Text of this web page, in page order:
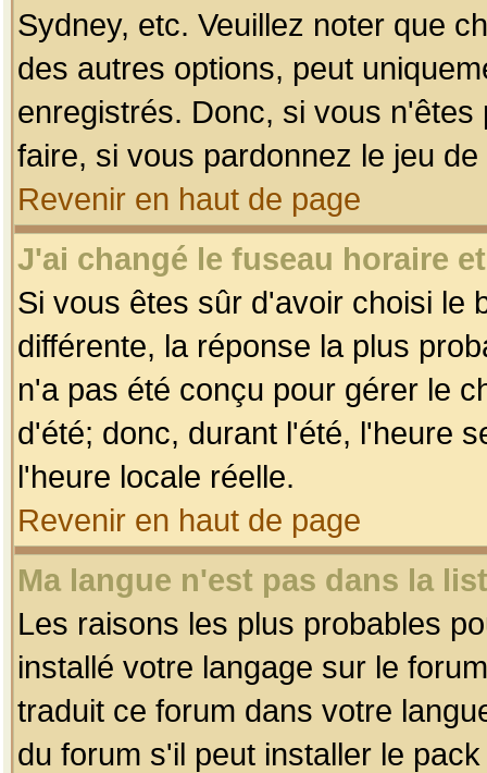
Sydney, etc. Veuillez noter que
des autres options, peut
enregistrés. Donc, si vous
faire, si vous pardonnez le jeu
Revenir en haut de page
J'ai changé le fuseau horaire
Si vous êtes sûr d'avoir choisi le
différente, la réponse la plus
n'a pas été conçu pour gérer le
d'été; donc, durant l'été, l'heure
l'heure locale réelle.
Revenir en haut de page
Ma langue n'est pas dans la
Les raisons les plus probables
installé votre langage sur le
traduit ce forum dans votre
du forum s'il peut installer le